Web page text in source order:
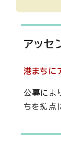
アッセ
港まちに
公募によ
ちを拠点